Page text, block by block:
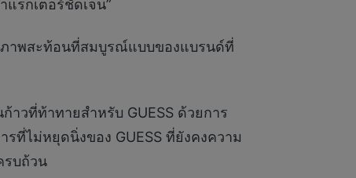
รกเตอร์ชัดเจน”
ภาพสะท้อนที่สมบูรณ์แบบของแบรนด์ที่
วที่ท้าทายสำหรับ GUESS ด้วยการ
ที่ไม่หยุดนิ่งของ GUESS ที่ยังคงความ
รบถ้วน